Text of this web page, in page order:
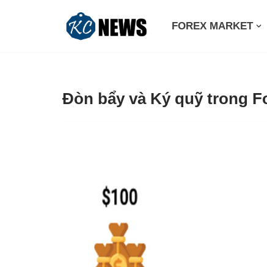
FOREX MARKET
Đòn bẩy và Ký quỹ trong